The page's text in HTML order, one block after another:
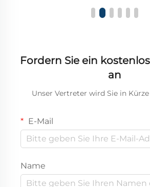
Fordern Sie ein
an
Unser Vertreter wird Sie in
E-Mail
Name